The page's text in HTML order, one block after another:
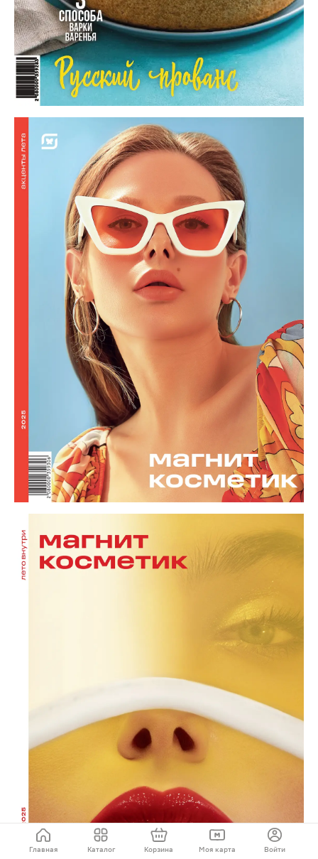
Главная Каталог Корзина Моя карта Войти